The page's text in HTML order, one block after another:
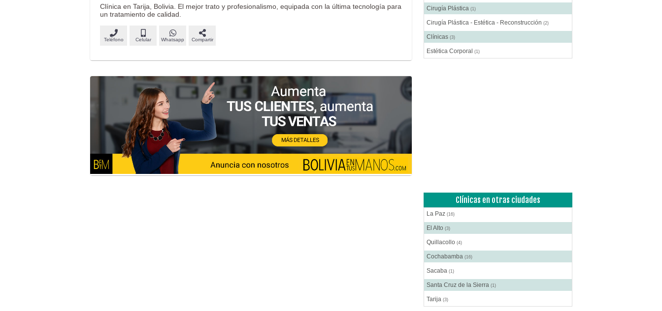
Clínica en Tarija, Bolivia. El mejor trato y profesionalismo, equipada con la última tecnología para
un tratamiento de calidad.
Teléfono Celular Whatsapp Compartir
Cirugía Plástica (1)
Cirugía Plástica - Estética - Reconstrucción (2)
Clínicas (3)
Estética Corporal (1)
Clínicas en otras ciudades
La Paz (16)
El Alto (3)
Quillacollo (4)
Cochabamba (16)
Sacaba (1)
Santa Cruz de la Sierra (1)
Tarija (3)